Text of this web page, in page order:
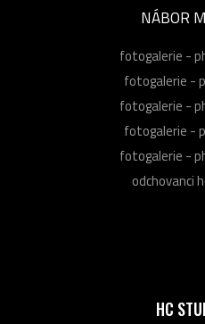
HC
NÁBOR
fotogalerie -
fotogalerie -
fotogalerie -
fotogalerie -
fotogalerie -
odchovanci